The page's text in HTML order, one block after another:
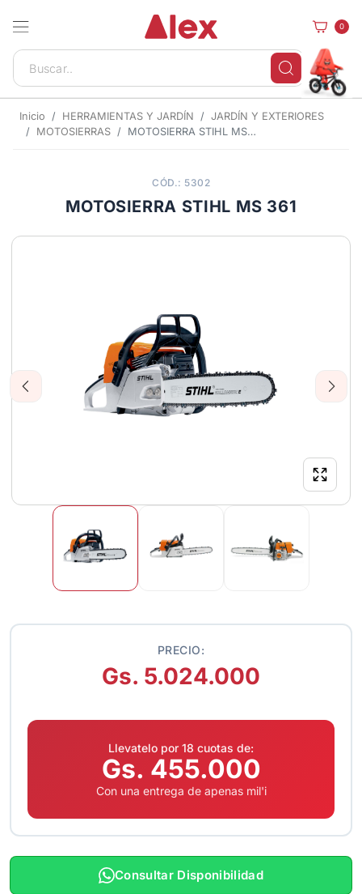
0
Inicio HERRAMIENTAS Y JARDÍN
JARDÍN Y EXTERIORES
MOTOSIERRAS
MOTOSIERRA STIHL MS 361
CÓD.: 5302
MOTOSIERRA STIHL MS 361
Previous Next
PRECIO:
Gs. 5.024.000
Llevatelo por 18 cuotas de:
Gs. 455.000
Con una entrega de apenas mil'i
Consultar Disponibilidad